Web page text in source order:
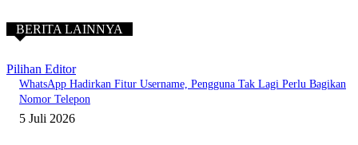
BERITA LAINNYA
Pilihan Editor
WhatsApp Hadirkan Fitur Username, Pengguna Tak Lagi Perlu Bagikan
Nomor Telepon
5 Juli 2026